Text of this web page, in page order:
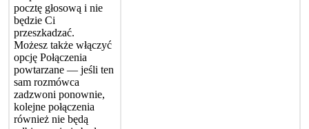
pocztę głosową i nie
będzie Ci
przeszkadzać.
Możesz także włączyć
opcję Połączenia
powtarzane — jeśli ten
sam rozmówca
zadzwoni ponownie,
kolejne połączenia
również nie będą